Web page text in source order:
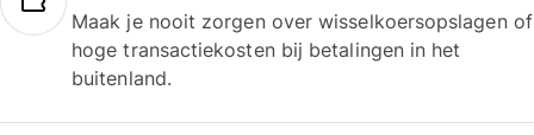
Maak je nooit zorgen over wisselkoersopslagen of
hoge transactiekosten bij betalingen in het
buitenland.